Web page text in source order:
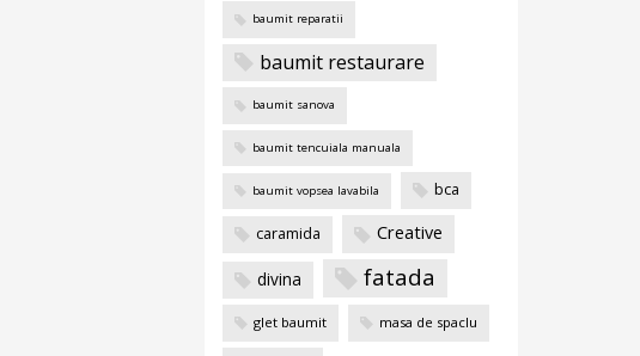
baumit reparatii
baumit restaurare
baumit sanova
baumit tencuiala manuala
baumit vopsea lavabila bca
caramida Creative
divina fatada
glet baumit masa de spaclu